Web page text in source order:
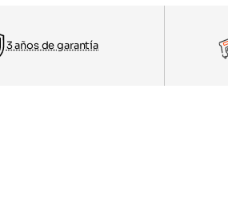
3 años de garantía